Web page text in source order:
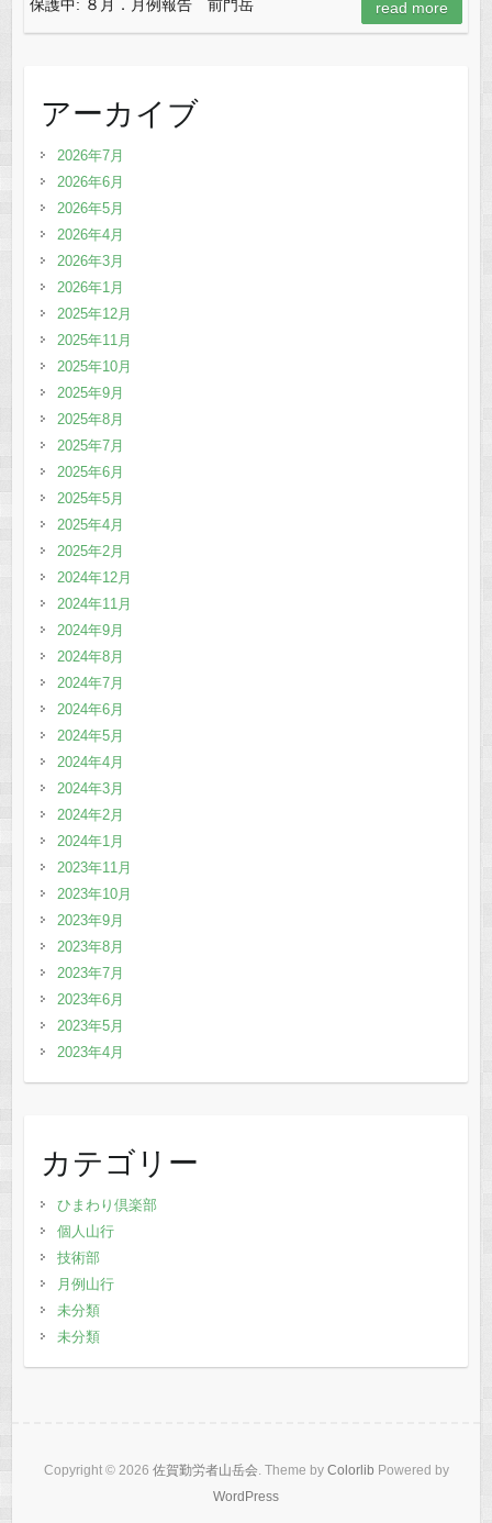
保護中: ８月．月例報告 前門岳 read more
アーカイブ
2026年7月
2026年6月
2026年5月
2026年4月
2026年3月
2026年1月
2025年12月
2025年11月
2025年10月
2025年9月
2025年8月
2025年7月
2025年6月
2025年5月
2025年4月
2025年2月
2024年12月
2024年11月
2024年9月
2024年8月
2024年7月
2024年6月
2024年5月
2024年4月
2024年3月
2024年2月
2024年1月
2023年11月
2023年10月
2023年9月
2023年8月
2023年7月
2023年6月
2023年5月
2023年4月
カテゴリー
ひまわり倶楽部
個人山行
技術部
月例山行
未分類
未分類
Copyright © 2026 佐賀勤労者山岳会. Theme by Colorlib Powered by
WordPress